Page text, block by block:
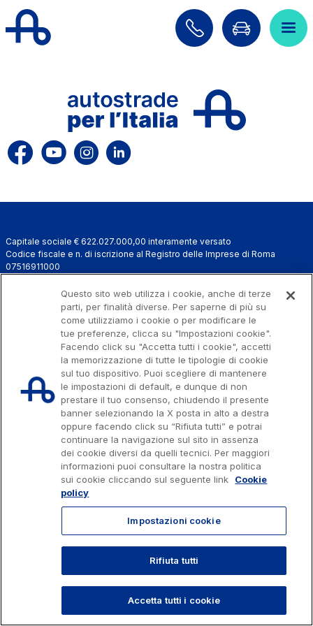
Salta al contenuto principale
Salta al menu principale
Cerca sul sito
Rete
Info Viabilità
Investor Relations
Tecnologie e Sicurezza
Sostenibilità
Media
Servizi al cliente
Contratti e fornitori
Il gruppo
Movyon
L'operatore tecnologico per l'integrazione di
soluzioni di Intelligent Transport Systems
Scopri la nostra App
Inquadra il QR Code con la fotocamera del tuo
cellulare per scaricare l’App
Capitale sociale € 622.027.000,00 interamente versato
Codice fiscale e n. di iscrizione al Registro delle Imprese di Roma
07516911000
Bergamini, 50 - 00159 Roma
Progetto e realizzazione Autostrade per l'Italia © 2026 Autostrade per
l'Italia Spa, Tutti i diritti riservati
803.111 info@autostrade.it
Privacy Cookies Accessibilità Whistleblowing Lavora con noi
Questo sito web utilizza i cookie, anche di terze
parti, per finalità diverse. Per saperne di più su
come utilizziamo i cookie o per modificare le
tue preferenze, clicca su "Impostazioni cookie".
Facendo click su "Accetta tutti i cookie", accetti
la memorizzazione di tutte le tipologie di cookie
sul tuo dispositivo. Puoi scegliere di mantenere
le impostazioni di default, e dunque di non
prestare il tuo consenso, chiudendo il presente
banner selezionando la X posta in alto a destra
oppure facendo click su “Rifiuta tutti” e potrai
continuare la navigazione sul sito in assenza
dei cookie diversi da quelli tecnici. Per maggiori
informazioni puoi consultare la nostra politica
sui cookie cliccando sul seguente link
Cookie
policy
Impostazioni cookie
Rifiuta tutti
Accetta tutti i cookie